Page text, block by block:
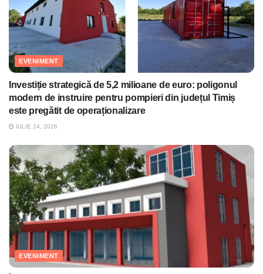
EVENIMENT
Investiție strategică de 5,2 milioane de euro: poligonul
modern de instruire pentru pompieri din județul Timiș
este pregătit de operaționalizare
IULIE 24, 2026
EVENIMENT